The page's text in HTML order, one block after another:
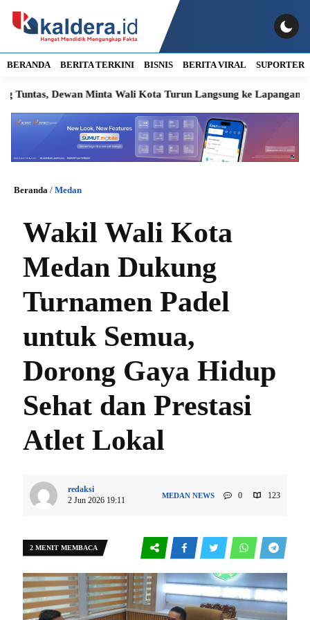
BERANDA BERITA TERKINI BISNIS BERITA VIRAL SUPORTER
Minta Wali Kota Turun Langsung ke Lapangan
Beranda / Medan
Wakil Wali Kota
Medan Dukung
Turnamen Padel
untuk Semua,
Dorong Gaya Hidup
Sehat dan Prestasi
Atlet Lokal
redaksi
2 Jun 2026 19:11
MEDAN NEWS 0 123
2 MENIT MEMBACA